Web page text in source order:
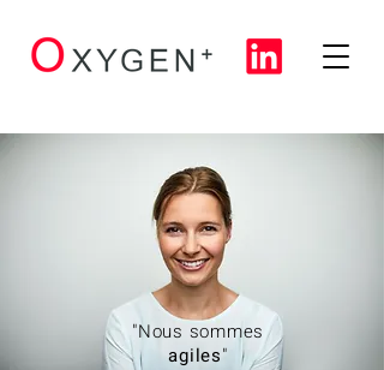
"Nous sommes
agiles"